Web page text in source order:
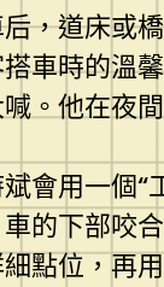
，道床或
車時的溫
。他在夜
會用一個
的下部咬
點位，再